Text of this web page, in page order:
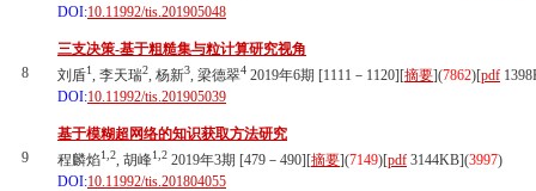
DOI:10.11992/tis.201905048
8
三支决策-基于粗糙集与粒计算研究视角
刘盾1, 李天瑞2, 杨新3, 梁德翠4 2019年6期 [1111－1120][摘要](7862)[pdf
DOI:10.11992/tis.201905039
9
基于模糊超网络的知识获取方法研究
程麟焰1,2, 胡峰1,2 2019年3期 [479－490][摘要](7149)[pdf 3144KB](3997)
DOI:10.11992/tis.201804055